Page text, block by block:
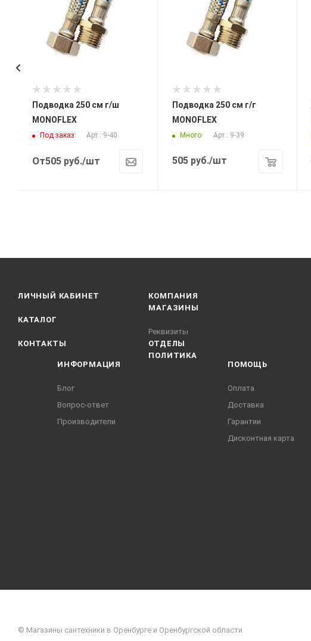
Подводка 250 см г/ш
MONOFLEX
Под заказ Арт.: 9-40
От505 руб./шт
Подводка 250 см г/г
MONOFLEX
Много Арт.: 9-39
505руб./шт
ЛИЧНЫЙ КАБИНЕТ
КАТАЛОГ
КОНТАКТЫ
КОМПАНИЯ
МАГАЗИНЫ
Реквизиты
ОТДЕЛЫ
ПОЛИТИКА
ИНФОРМАЦИЯ
Блог
Вопрос-ответ
Производители
ПОМОЩЬ
Оплата
Доставка
Гарантии
Дисконтная карта
© Магазины сантехники в Оренбурге и Оренбургской области